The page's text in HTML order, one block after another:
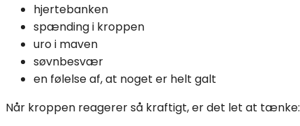
hjertebanken
spænding i kroppen
uro i maven
søvnbesvær
en følelse af, at noget er helt galt
Når kroppen reagerer så kraftigt, er det let at tænke: